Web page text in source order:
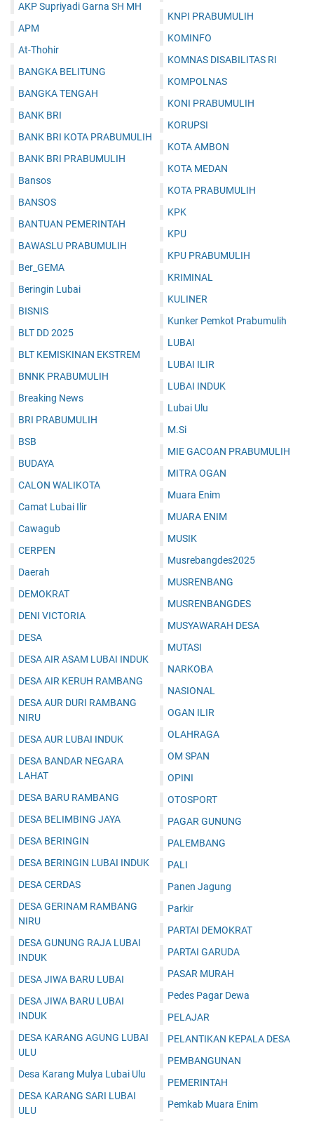
AKP Supriyadi Garna SH MH
APM
At-Thohir
BANGKA BELITUNG
BANGKA TENGAH
BANK BRI
BANK BRI KOTA PRABUMULIH
BANK BRI PRABUMULIH
Bansos
BANSOS
BANTUAN PEMERINTAH
BAWASLU PRABUMULIH
Ber_GEMA
Beringin Lubai
BISNIS
BLT DD 2025
BLT KEMISKINAN EKSTREM
BNNK PRABUMULIH
Breaking News
BRI PRABUMULIH
BSB
BUDAYA
CALON WALIKOTA
Camat Lubai Ilir
Cawagub
CERPEN
Daerah
DEMOKRAT
DENI VICTORIA
DESA
DESA AIR ASAM LUBAI INDUK
DESA AIR KERUH RAMBANG
DESA AUR DURI RAMBANG
NIRU
DESA AUR LUBAI INDUK
DESA BANDAR NEGARA
LAHAT
DESA BARU RAMBANG
DESA BELIMBING JAYA
DESA BERINGIN
DESA BERINGIN LUBAI INDUK
DESA CERDAS
DESA GERINAM RAMBANG
NIRU
DESA GUNUNG RAJA LUBAI
INDUK
DESA JIWA BARU LUBAI
DESA JIWA BARU LUBAI
INDUK
DESA KARANG AGUNG LUBAI
ULU
Desa Karang Mulya Lubai Ulu
DESA KARANG SARI LUBAI
ULU
KNPI PRABUMULIH
KOMINFO
KOMNAS DISABILITAS RI
KOMPOLNAS
KONI PRABUMULIH
KORUPSI
KOTA AMBON
KOTA MEDAN
KOTA PRABUMULIH
KPK
KPU
KPU PRABUMULIH
KRIMINAL
KULINER
Kunker Pemkot Prabumulih
LUBAI
LUBAI ILIR
LUBAI INDUK
Lubai Ulu
M.Si
MIE GACOAN PRABUMULIH
MITRA OGAN
Muara Enim
MUARA ENIM
MUSIK
Musrebangdes2025
MUSRENBANG
MUSRENBANGDES
MUSYAWARAH DESA
MUTASI
NARKOBA
NASIONAL
OGAN ILIR
OLAHRAGA
OM SPAN
OPINI
OTOSPORT
PAGAR GUNUNG
PALEMBANG
PALI
Panen Jagung
Parkir
PARTAI DEMOKRAT
PARTAI GARUDA
PASAR MURAH
Pedes Pagar Dewa
PELAJAR
PELANTIKAN KEPALA DESA
PEMBANGUNAN
PEMERINTAH
Pemkab Muara Enim